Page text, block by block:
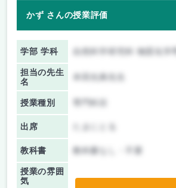
かず さんの授業評価
学部 学科 自然科学研究科 物質化学
担当の先生
名
授業種別
出席
教科書 教科書なし・不要
授業の雰囲
気